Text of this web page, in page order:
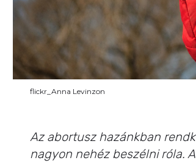
flickr_Anna Levinzon
Az abortusz hazánkban
nagyon nehéz beszélni róla. A